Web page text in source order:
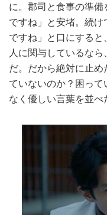
に。郡司と食事の準
ですね」と安堵。続
ですね」と口にする
人に関与しているな
だ。だから絶対に止
ていないのか？困っ
なく優しい言葉を並べ